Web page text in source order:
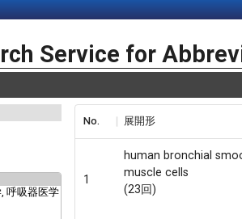
Service for
No. 展開形
1
human bronchial
muscle cells
(23回)